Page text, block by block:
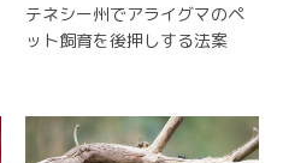
テネシー州でアライグマのペ
ット飼育を後押しする法案